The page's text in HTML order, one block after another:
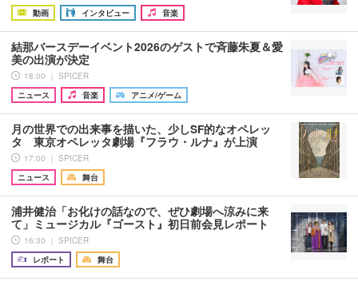
動画
インタビュー 音楽
結那バースデーイベント2026のゲストで斉藤朱夏＆愛
美の出演が決定
18:00 ｜ SPICER
ニュース
音楽 アニメ/ゲーム
月の世界での出来事を描いた、少しSF的なオペレッ
タ 東京オペレッタ劇場『フラウ・ルナ』が上演
17:00 ｜ SPICER
ニュース
舞台
浦井健治「お化けの話なので、ぜひ劇場へ涼みに来
て」ミュージカル『ゴースト』初日前会見レポート
16:30 ｜ SPICER
レポート
舞台